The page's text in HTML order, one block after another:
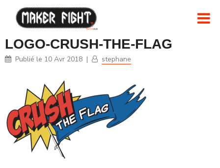
LOGO-CRUSH-THE-FLAG
Publié le 10 Avr 2018 | stephane